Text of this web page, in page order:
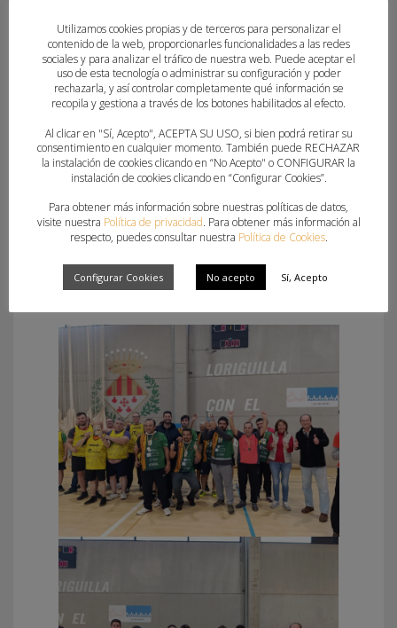
Utilizamos cookies propias y de terceros para personalizar el
contenido de la web, proporcionarles funcionalidades a las redes
sociales y para analizar el tráfico de nuestra web. Puede aceptar el
uso de esta tecnología o administrar su configuración y poder
rechazarla, y así controlar completamente qué información se
recopila y gestiona a través de los botones habilitados al efecto.
Al clicar en "Sí, Acepto", ACEPTA SU USO, si bien podrá retirar su
consentimiento en cualquier momento. También puede RECHAZAR
la instalación de cookies clicando en “No Acepto" o CONFIGURAR la
instalación de cookies clicando en “Configurar Cookies”.
Para obtener más información sobre nuestras políticas de datos,
visite nuestra Política de privacidad. Para obtener más información al
respecto, puedes consultar nuestra Política de Cookies.
Configurar Cookies No acepto Sí, Acepto